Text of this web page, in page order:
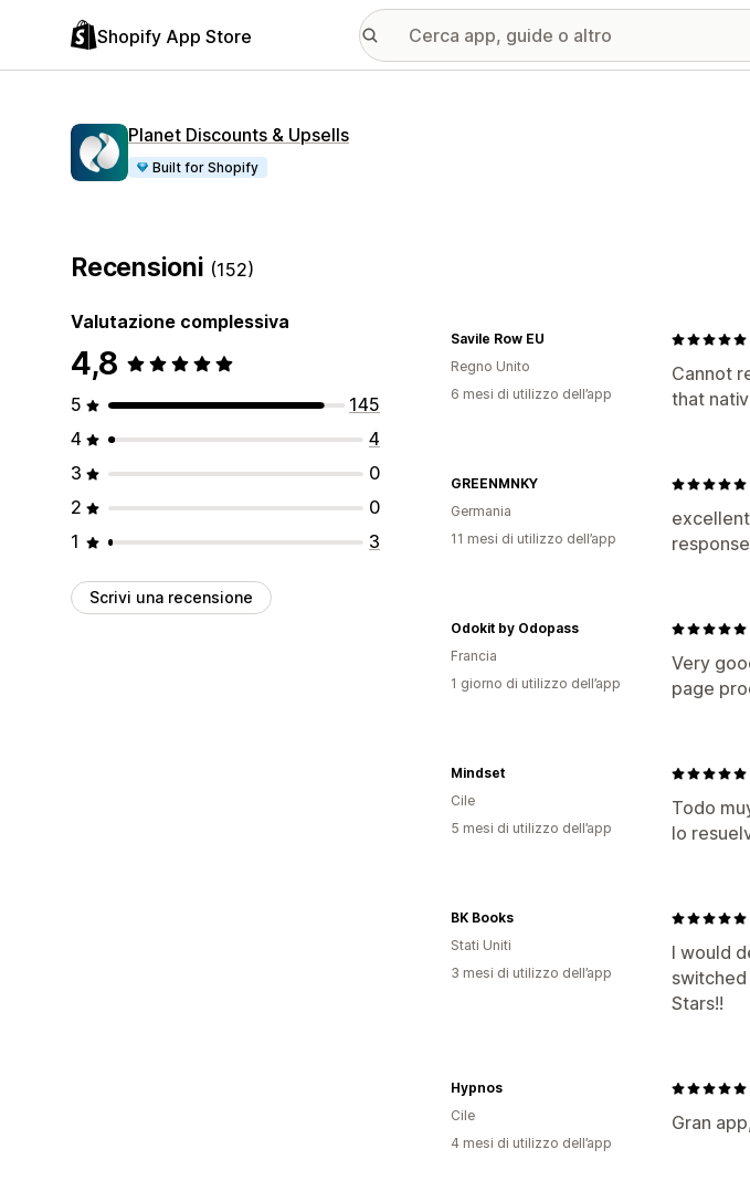
Shopify App Store
Planet Discounts & Upsells
Built for Shopify
Recensioni (152)
Valutazione complessiva
4,8
5
145
4
4
3
0
2
0
1
3
Scrivi una recensione
Cannot
that
Savile Row EU
Regno Unito
6 mesi di utilizzo dell’app
GREENMNKY
Germania
11 mesi di utilizzo dell’app
Very
page
Odokit by Odopass
Francia
1 giorno di utilizzo dell’app
Todo
lo
Mindset
Cile
5 mesi di utilizzo dell’app
I would
Stars!!
BK Books
Stati Uniti
3 mesi di utilizzo dell’app
Gran
Hypnos
Cile
4 mesi di utilizzo dell’app